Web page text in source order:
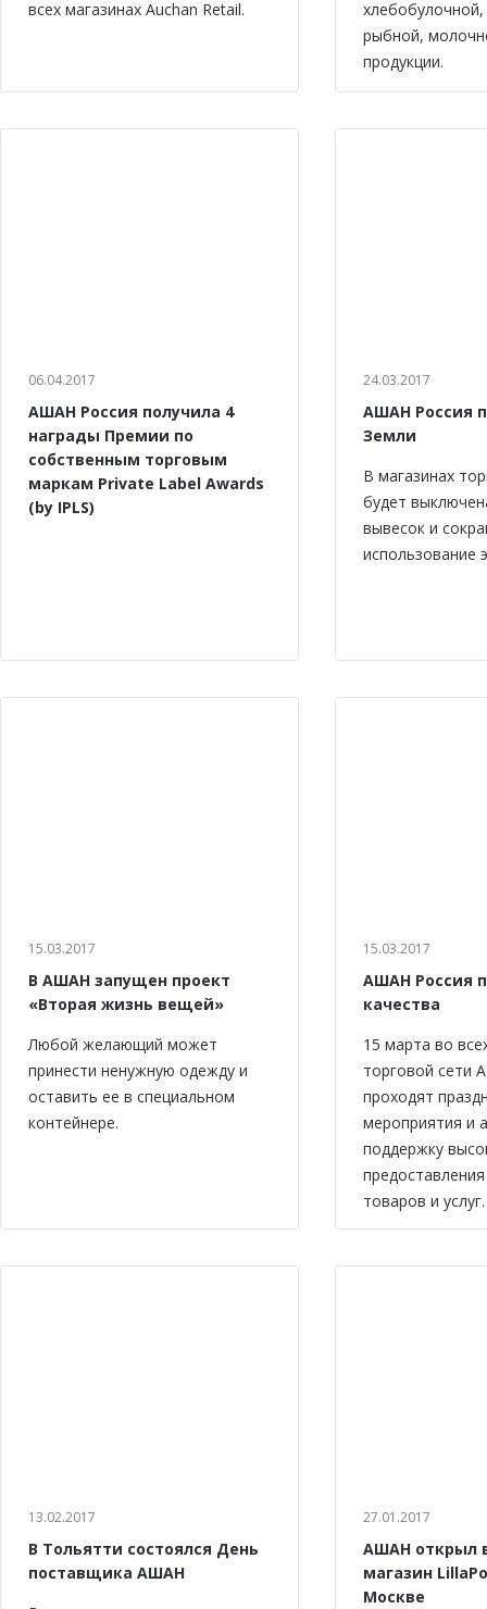
всех магазинах Auchan Retail.
рыбной,
продукции.
06.04.2017
АШАН Россия получила 4
награды Премии по
собственным торговым
маркам Private Label Awards
(by IPLS)
24.03.2017
АШАН Россия
Земли
В магазинах
будет
вывесок и
использование
15.03.2017
В АШАН запущен проект
«Вторая жизнь вещей»
Любой желающий может
принести ненужную одежду и
оставить ее в специальном
контейнере.
15.03.2017
АШАН Россия
качества
15 марта во
торговой сети
проходят
мероприятия и
поддержку
товаров и услуг.
13.02.2017
В Тольятти состоялся День
поставщика АШАН
27.01.2017
АШАН открыл
магазин
Москве